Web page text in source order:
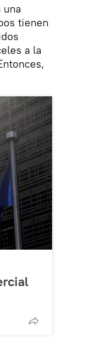
tienen
a la